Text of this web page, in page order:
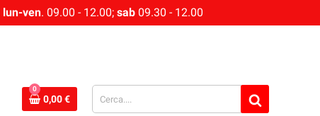
lun-ven. 09.00 - 12.00; sab 09.30 - 12.00
0
0,00 €